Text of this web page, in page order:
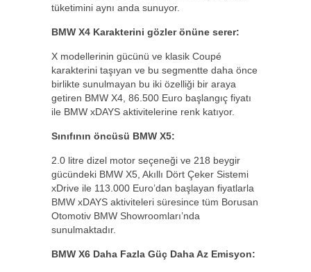
tüketimini aynı anda sunuyor.
BMW X4 Karakterini gözler önüne serer:
X modellerinin gücünü ve klasik Coupé
karakterini taşıyan ve bu segmentte daha önce
birlikte sunulmayan bu iki özelliği bir araya
getiren BMW X4, 86.500 Euro başlangıç fiyatı
ile BMW xDAYS aktivitelerine renk katıyor.
Sınıfının öncüsü BMW X5:
2.0 litre dizel motor seçeneği ve 218 beygir
gücündeki BMW X5, Akıllı Dört Çeker Sistemi
xDrive ile 113.000 Euro’dan başlayan fiyatlarla
BMW xDAYS aktiviteleri süresince tüm Borusan
Otomotiv BMW Showroomları’nda
sunulmaktadır.
BMW X6 Daha Fazla Güç Daha Az Emisyon: